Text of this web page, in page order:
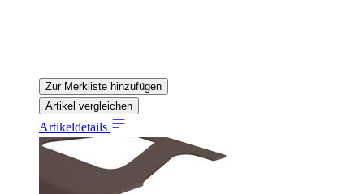
Zur Merkliste hinzufügen
Artikel vergleichen
Artikeldetails